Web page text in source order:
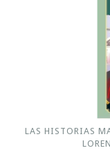
LAS HISTORIAS